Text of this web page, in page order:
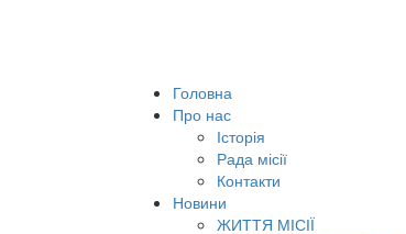
Головна
Про нас
Історія
Рада місії
Контакти
Новини
ЖИТТЯ МІСІЇ